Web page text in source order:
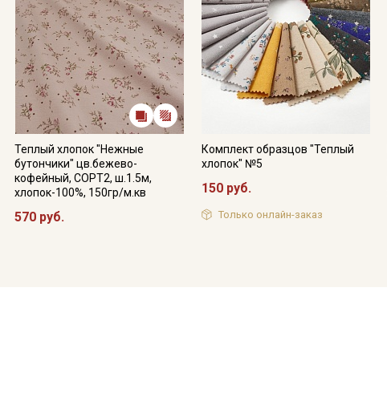
Теплый хлопок "Нежные
бутончики" цв.бежево-
кофейный, СОРТ2, ш.1.5м,
хлопок-100%, 150гр/м.кв
570 руб.
Комплект образцов "Теплый
хлопок" №5
150 руб.
Только онлайн-заказ